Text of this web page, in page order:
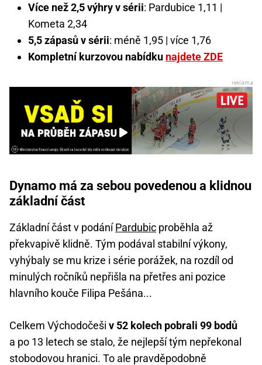
Více než 2,5 výhry v sérii: Pardubice 1,11 |
Kometa 2,34
5,5 zápasů v sérii: méně 1,95 | více 1,76
Kompletní kurzovou nabídku najdete ZDE
Dynamo má za sebou povedenou a klidnou
základní část
Základní část v podáníPardubic proběhla až
překvapivě klidně. Tým podával stabilní výkony,
vyhýbaly se mu krize i série porážek, na rozdíl od
minulých ročníků nepřišla na přetřes ani pozice
hlavního kouče Filipa Pešána...
Celkem Východočeši v 52 kolech pobrali 99 bodů
a po 13 letech se stalo, že nejlepší tým nepřekonal
stobodovou hranici. To ale pravděpodobně